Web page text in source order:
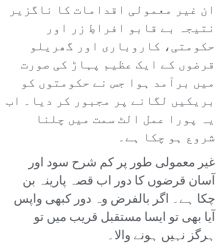
ان غیر معمولی اقدامات کا ناگزیر
نتیجہ بے قابو افراطِ زر اور
حکومتی، کاروباری اور گھریلو
قرضوں کے ایک عظیم پہاڑ کی صورت
میں برآمد ہوا جس نے حکومتوں کو
بریکیں لگانے پر مجبور کر دیا۔ اب
یہ پورا عمل الٹ سمت میں چلنا
شروع ہو چکا ہے۔
غیر معمولی طور پر کم شرح سود اور
آسان قرضوں کا دور اب قصہ پارینہ بن
چکا ہے۔ اگر بالفرض وہ دور کبھی واپس
آیا بھی تو ایسا مستقبل قریب میں تو
ہرگز نہیں ہونے والا۔